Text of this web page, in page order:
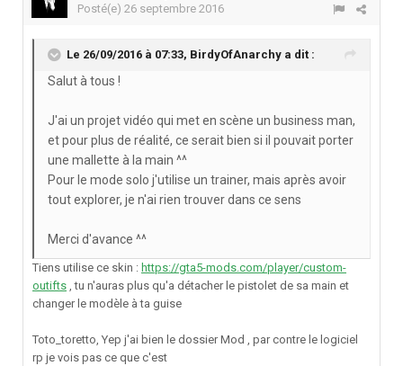
Posté(e) 26 septembre 2016
Le 26/09/2016 à 07:33, BirdyOfAnarchy a dit :
Salut à tous !
J'ai un projet vidéo qui met en scène un business man,
et pour plus de réalité, ce serait bien si il pouvait porter
une mallette à la main ^^
Pour le mode solo j'utilise un trainer, mais après avoir
tout explorer, je n'ai rien trouver dans ce sens
Merci d'avance ^^
Tiens utilise ce skin : https://gta5-mods.com/player/custom-
outifts , tu n'auras plus qu'a détacher le pistolet de sa main et
changer le modèle à ta guise
Toto_toretto, Yep j'ai bien le dossier Mod , par contre le logiciel
rp je vois pas ce que c'est